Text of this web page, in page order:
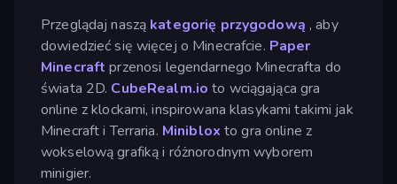
Przeglądaj naszą kategorię przygodową , aby
dowiedzieć się więcej o Minecrafcie. Paper
Minecraft przenosi legendarnego Minecrafta do
świata 2D. CubeRealm.io to wciągająca gra
online z klockami, inspirowana klasykami takimi jak
Minecraft i Terraria. Miniblox to gra online z
wokselową grafiką i różnorodnym wyborem
minigier.